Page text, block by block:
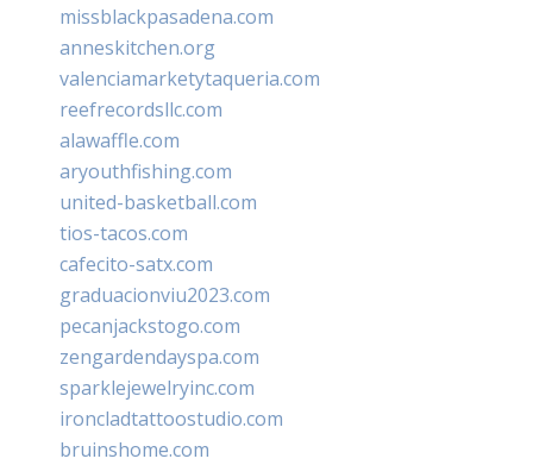
missblackpasadena.com
anneskitchen.org
valenciamarketytaqueria.com
reefrecordsllc.com
alawaffle.com
aryouthfishing.com
united-basketball.com
tios-tacos.com
cafecito-satx.com
graduacionviu2023.com
pecanjackstogo.com
zengardendayspa.com
sparklejewelryinc.com
ironcladtattoostudio.com
bruinshome.com